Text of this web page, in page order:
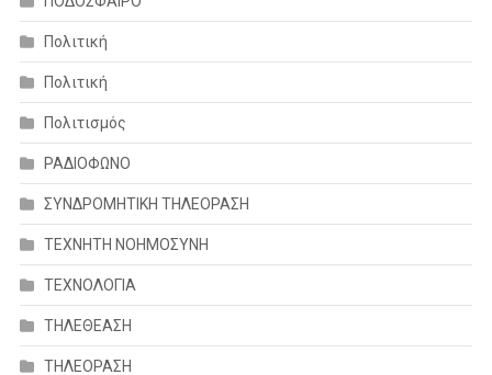
Πολιτική
Πολιτική
Πολιτισμός
ΡΑΔΙΟΦΩΝΟ
ΣΥΝΔΡΟΜΗΤΙΚΗ ΤΗΛΕΟΡΑΣΗ
ΤΕΧΝΗΤΗ ΝΟΗΜΟΣΥΝΗ
ΤΕΧΝΟΛΟΓΙΑ
ΤΗΛΕΘΕΑΣΗ
ΤΗΛΕΟΡΑΣΗ